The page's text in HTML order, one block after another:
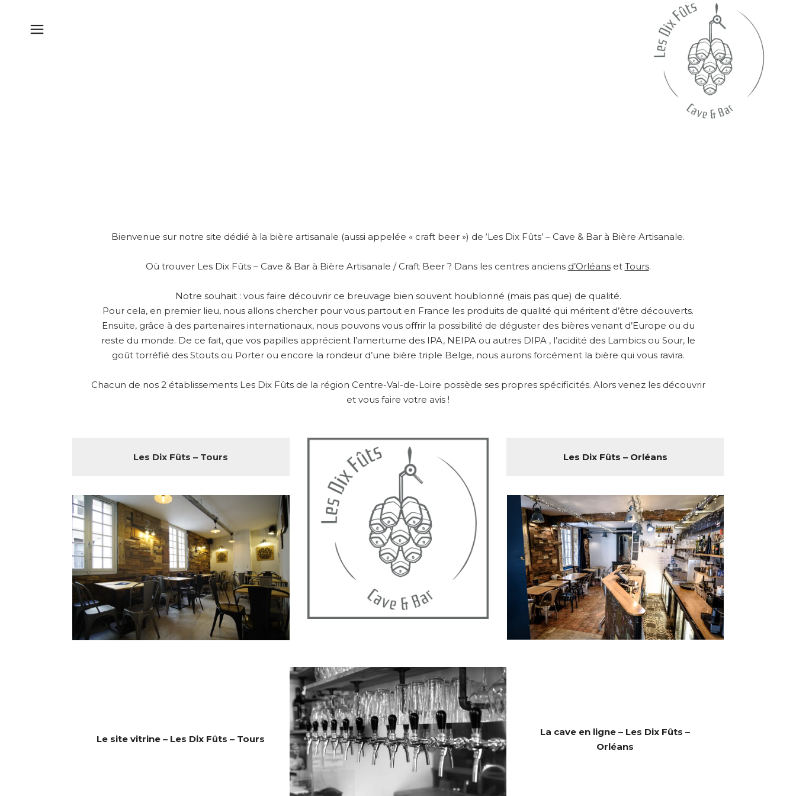
Bienvenue sur notre site dédié à la bière artisanale (aussi appelée « craft beer ») de ‘Les Dix Fûts’ – Cave & Bar à Bière Artisanale.
Où trouver Les Dix Fûts – Cave & Bar à Bière Artisanale / Craft Beer ? Dans les centres anciens d’Orléanset Tours.
Notre souhait : vous faire découvrir ce breuvage bien souvent houblonné (mais pas que) de qualité.
Pour cela, en premier lieu, nous allons chercher pour vous partout en France les produits de qualité qui méritent d’être découverts.
Ensuite, grâce à des partenaires internationaux, nous pouvons vous offrir la possibilité de déguster des bières venant d’Europe ou du
reste du monde. De ce fait, que vos papilles apprécient l’amertume des IPA, NEIPA ou autres DIPA , l’acidité des Lambics ou Sour, le
goût torréfié des Stouts ou Porter ou encore la rondeur d’une bière triple Belge, nous aurons forcément la bière qui vous ravira.
Chacun de nos 2 établissements Les Dix Fûts de la région Centre-Val-de-Loire possède ses propres spécificités. Alors venez les découvrir
et vous faire votre avis !
Les Dix Fûts – Tours Les Dix Fûts – Orléans
Le site vitrine – Les Dix Fûts – Tours
La cave en ligne – Les Dix Fûts –
Orléans